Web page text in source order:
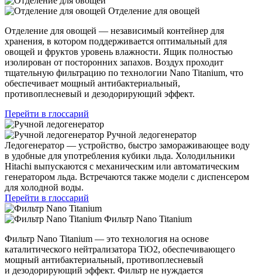
Отделение для овощей
Отделение для овощей — независимый контейнер для
хранения, в котором поддерживается оптимальный для
овощей и фруктов уровень влажности. Ящик полностью
изолирован от посторонних запахов. Воздух проходит
тщательную фильтрацию по технологии Nano Titanium, что
обеспечивает мощный антибактериальный,
противоплесневый и дезодорирующий эффект.
Перейти в глоссарий
Ручной ледогенератор
Ледогенератор — устройство, быстро замораживающее воду
в удобные для употребления кубики льда. Холодильники
Hitachi выпускаются с механическим или автоматическим
генератором льда. Встречаются также модели с диспенсером
для холодной воды.
Перейти в глоссарий
Фильтр Nano Titanium
Фильтр Nano Titanium — это технология на основе
каталитического нейтрализатора TiO2, обеспечивающего
мощный антибактериальный, противоплесневый
и дезодорирующий эффект. Фильтр не нуждается